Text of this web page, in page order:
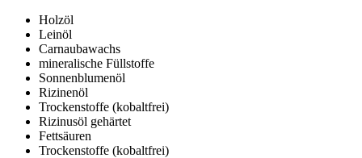
Holzöl
Leinöl
Carnaubawachs
mineralische Füllstoffe
Sonnenblumenöl
Rizinenöl
Trockenstoffe (kobaltfrei)
Rizinusöl gehärtet
Fettsäuren
Trockenstoffe (kobaltfrei)